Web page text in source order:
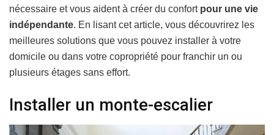
nécessaire et vous aident à créer du confortpour une vie
indépendante. En lisant cet article, vous découvrirez les
meilleures solutions que vous pouvez installer à votre
domicile ou dans votre copropriété pour franchir un ou
plusieurs étages sans effort.
Installer un monte-escalier